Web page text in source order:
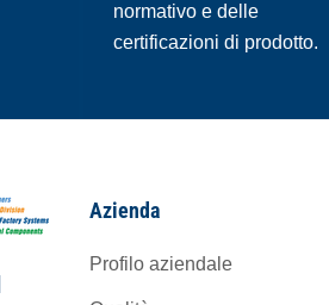
normativo e delle
certificazioni di prodotto.
Azienda
Profilo aziendale